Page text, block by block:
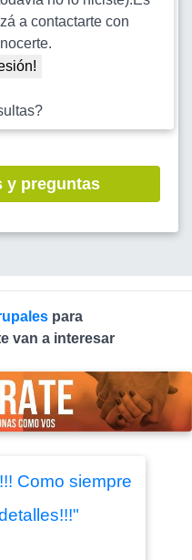
a contactarte con
y preguntas
para
van a interesar
Como siempre